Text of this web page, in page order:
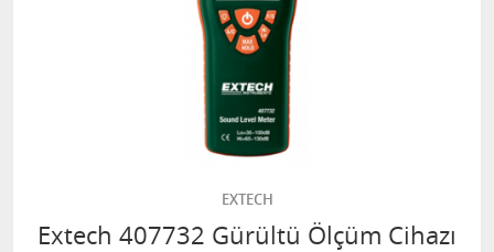
EXTECH
Extech 407732 Gürültü Ölçüm Cihazı